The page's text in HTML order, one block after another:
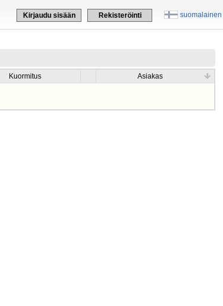
suomalainen
Kirjaudu sisään Rekisteröinti
Kuormitus
Asiakas